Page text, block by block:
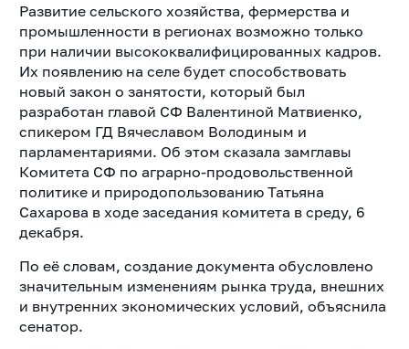
Развитие сельского хозяйства, фермерства и
промышленности в регионах возможно только
при наличии высококвалифицированных кадров.
Их появлению на селе будет способствовать
новый закон о занятости, который был
разработан главой СФ Валентиной Матвиенко,
спикером ГД Вячеславом Володиным и
парламентариями. Об этом сказала замглавы
Комитета СФ по аграрно-продовольственной
политике и природопользованию Татьяна
Сахарова в ходе заседания комитета в среду, 6
декабря.
По её словам, создание документа обусловлено
значительным изменениям рынка труда, внешних
и внутренних экономических условий, объяснила
сенатор.